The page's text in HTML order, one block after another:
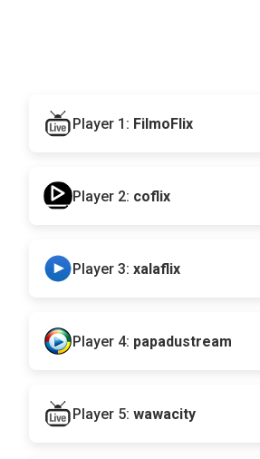
Player 1: FilmoFlix
Player 2: coflix
Player 3: xalaflix
Player 4: papadustream
Player 5: wawacity